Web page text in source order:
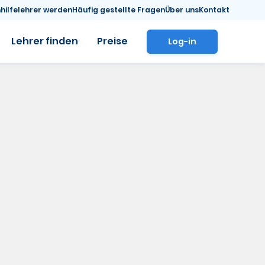
werdenHäufig gestellte FragenÜber unsKontakt
Lehrer finden Preise Log-in